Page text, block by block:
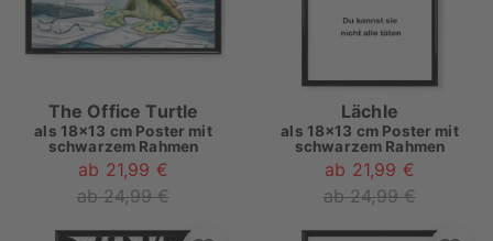
The Office Turtle
als 18x13 cm Poster mit
schwarzem Rahmen
ab 21,99 €
ab 24,99 €
Lächle
als 18x13 cm Poster mit
schwarzem Rahmen
ab 21,99 €
ab 24,99 €